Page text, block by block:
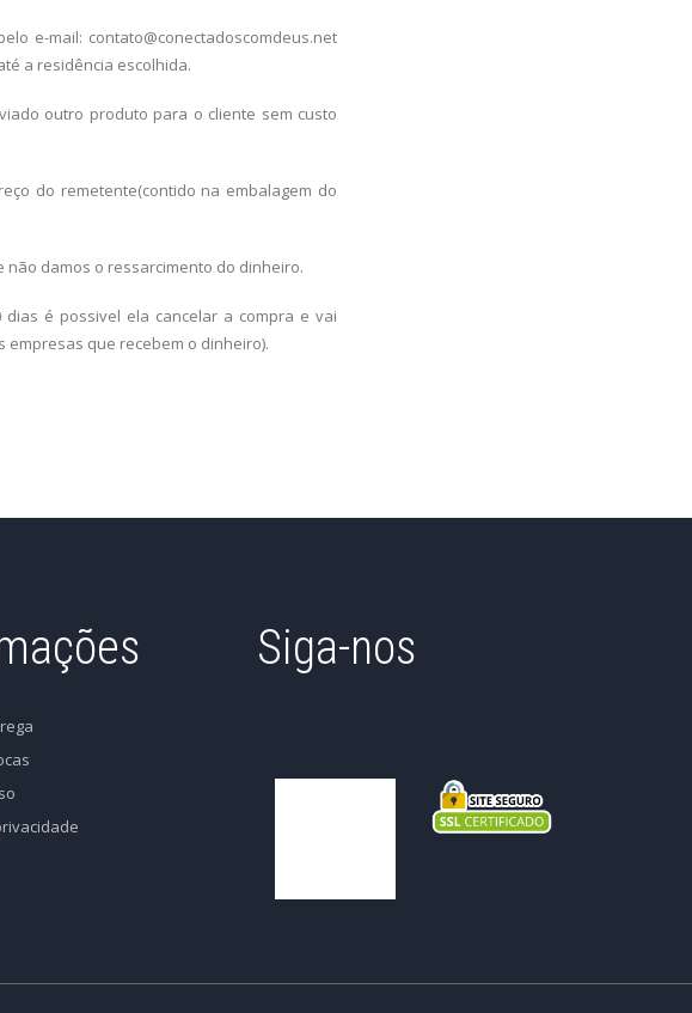
e-mail: contato@conectadoscomdeus.net
a residência escolhida.
outro produto para o cliente sem custo
do remetente(contido na embalagem do
damos o ressarcimento do dinheiro.
é possivel ela cancelar a compra e vai
que recebem o dinheiro).
Siga-nos